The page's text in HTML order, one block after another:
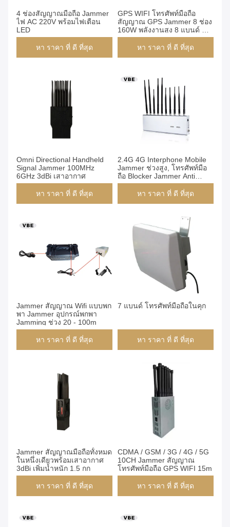
4 ช่องสัญญาณมือถือ Jammer
ไฟ AC 220V พร้อมไฟเตือน
LED
หา ราคา ที่ ดี ที่สุด
GPS WIFI โทรศัพท์มือถือ
สัญญาณ GPS Jammer 8 ช่อง
160W พลังงานสูง 8 แบนด์ DC
12V / 24V
หา ราคา ที่ ดี ที่สุด
Omni Directional Handheld
Signal Jammer 100MHz
6GHz 3dBi เสาอากาศ
หา ราคา ที่ ดี ที่สุด
2.4G 4G Interphone Mobile
Jammer ช่วงสูง, โทรศัพท์มือ
ถือ Blocker Jammer Anti
Cheat
หา ราคา ที่ ดี ที่สุด
Jammer สัญญาณ Wifi แบบพก
พา Jammer อุปกรณ์พกพา
Jamming ช่วง 20 - 100m
หา ราคา ที่ ดี ที่สุด
7 แบนด์ โทรศัพท์มือถือในคุก
หา ราคา ที่ ดี ที่สุด
Jammer สัญญาณมือถือทั้งหมด
ในหนึ่งเดียวพร้อมเสาอากาศ
3dBi เพิ่มน้ำหนัก 1.5 กก
หา ราคา ที่ ดี ที่สุด
CDMA / GSM / 3G / 4G / 5G
10CH Jammer สัญญาณ
โทรศัพท์มือถือ GPS WIFI 15m
หา ราคา ที่ ดี ที่สุด